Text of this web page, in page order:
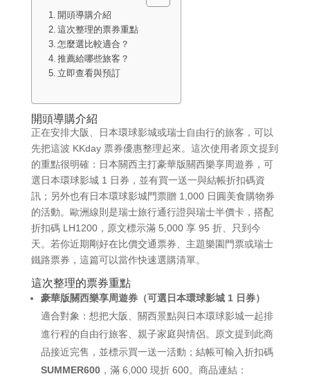
開頭導購介紹
這次整理的票券重點
怎麼選比較適合？
推薦給哪些旅客？
立即查看與預訂
開頭導購介紹
正在安排大阪、日本環球影城或瑞士自由行的旅客，可以
先把這波 KKday 票券優惠整理起來。這次使用者原文提到
的重點很明確：日本關西主打豪華版關西樂享周遊券，可
選日本環球影城 1 日券，並有買一送一與結帳折扣碼資
訊；另外也有日本環球影城門票贈 1,000 日圓美食購物券
的活動。歐洲線則是瑞士旅行通行證與瑞士半價卡，搭配
折扣碼 LH1200，原文標示滿 5,000 享 95 折、只到今
天。若你近期剛好在比價交通票券、主題樂園門票或瑞士
鐵路票券，這篇可以當作快速選購清單。
這次整理的票券重點
豪華版關西樂享周遊券（可選日本環球影城 1 日券）
適合對象：想把大阪、關西景點與日本環球影城一起排
進行程的自由行旅客、親子家庭與情侶。原文提到此商
品接近完售，並標示買一送一活動；結帳可輸入折扣碼
SUMMER600，滿 6,000 現折 600。商品連結：